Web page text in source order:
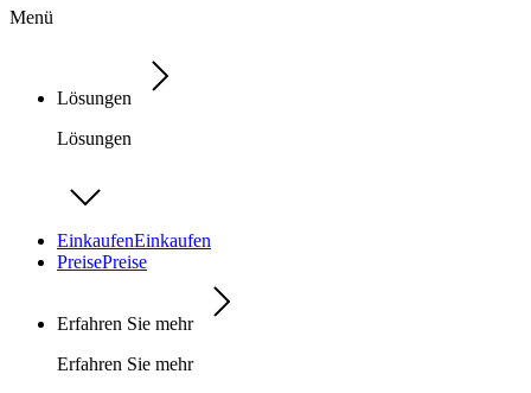
Menü
Lösungen
Lösungen
EinkaufenEinkaufen
PreisePreise
Erfahren Sie mehr
Erfahren Sie mehr